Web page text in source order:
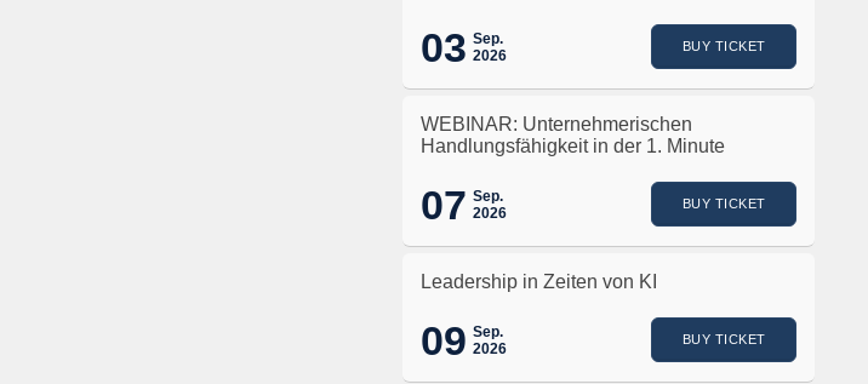
03 Sep.
2026
BUY TICKET
WEBINAR: Unternehmerischen
Handlungsfähigkeit in der 1. Minute
07 Sep.
2026
BUY TICKET
Leadership in Zeiten von KI
09 Sep.
2026
BUY TICKET